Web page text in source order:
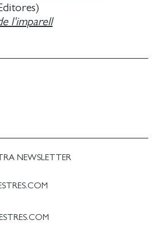
l'imparell
NEWSLETTER